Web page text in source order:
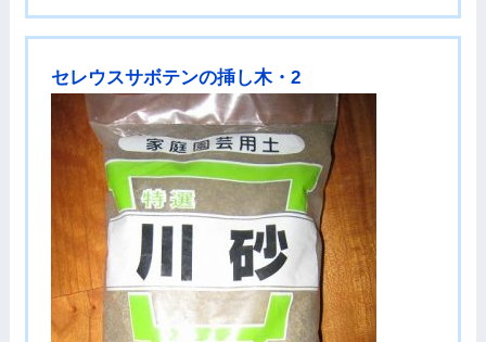
セレウスサボテンの挿し木・2